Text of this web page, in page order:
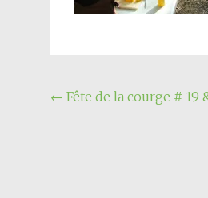
Navigation
← Fête de la courge # 19